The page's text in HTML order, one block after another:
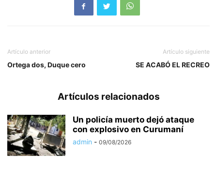
Artículo anterior
Ortega dos, Duque cero
Artículo siguiente
SE ACABÓ EL RECREO
Artículos relacionados
Un policía muerto dejó ataque
con explosivo en Curumaní
admin - 09/08/2026